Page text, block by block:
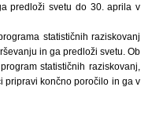
predloži svetu do 30. aprila v
statističnih raziskovanj
in ga predloži svetu. Ob
statističnih raziskovanj,
pripravi končno poročilo in ga v